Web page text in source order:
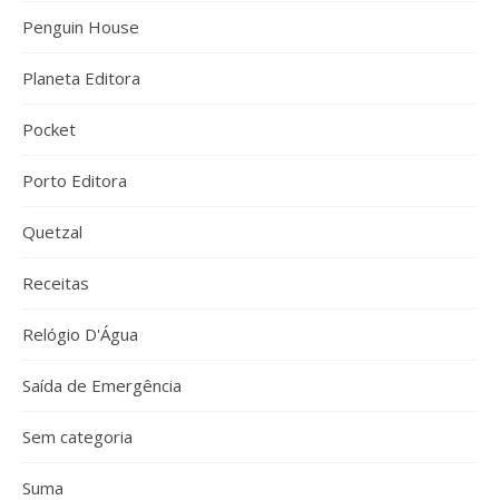
Penguin House
Planeta Editora
Pocket
Porto Editora
Quetzal
Receitas
Relógio D'Água
Saída de Emergência
Sem categoria
Suma